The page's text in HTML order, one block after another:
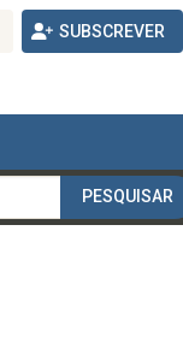
SUBSCREVER
PESQUISAR